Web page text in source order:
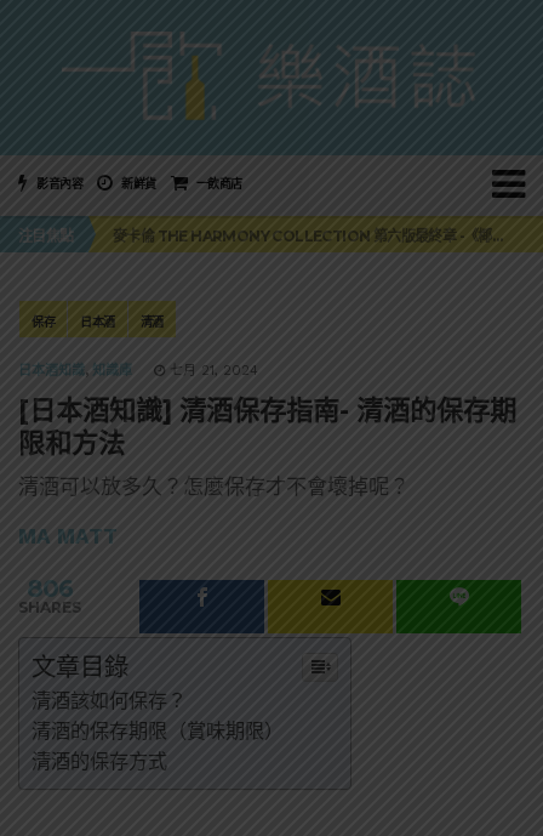
影音內容 新鮮貨 一飲商店
注目焦點
美國正式恢復蘇格蘭威士忌零關稅！烈酒產業再次迎來重磅利多
麥卡倫 THE HARMONY COLLECTION 第六版最終章 -《椰風煖韻》
角嗨尬炸物X爽快這一步，角瓶攜手頂呱呱 全新套餐限時登場
美國正式恢復蘇格蘭威士忌零關稅！烈酒產業再次迎來重磅利多
保存 日本酒 清酒
日本酒知識, 知識庫 七月 21, 2024
[日本酒知識] 清酒保存指南- 清酒的保存期
限和方法
清酒可以放多久？怎麼保存才不會壞掉呢？
MA MATT
806
SHARES
文章目錄
清酒該如何保存？
清酒的保存期限（賞味期限）
清酒的保存方式